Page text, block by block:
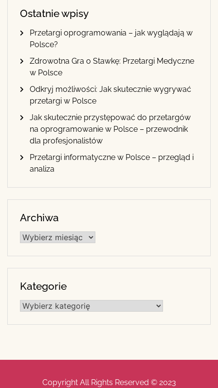
Ostatnie wpisy
Przetargi oprogramowania – jak wyglądają w
Polsce?
Zdrowotna Gra o Stawkę: Przetargi Medyczne
w Polsce
Odkryj możliwości: Jak skutecznie wygrywać
przetargi w Polsce
Jak skutecznie przystępować do przetargów
na oprogramowanie w Polsce – przewodnik
dla profesjonalistów
Przetargi informatyczne w Polsce – przegląd i
analiza
Archiwa
Archiwa
Kategorie
Kategorie
Copyright All Rights Reserved © 2023